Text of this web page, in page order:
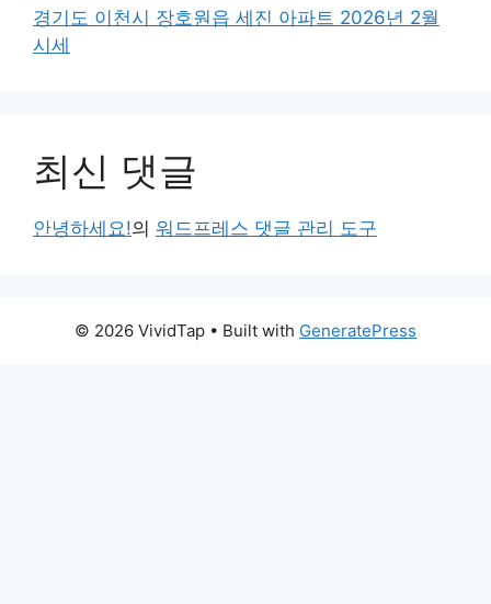
경기도 이천시 장호원읍 세진 아파트 2026년 2월
시세
최신 댓글
안녕하세요!의 워드프레스 댓글 관리 도구
© 2026 VividTap • Built with GeneratePress